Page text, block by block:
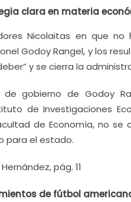
clara en materia
Nicolaitas en que
Godoy Rangel, y los
y se cierra la
gobierno de Godoy
de Investigaciones
de Economía, no
para el estado.
pág. 11
de fútbol americano